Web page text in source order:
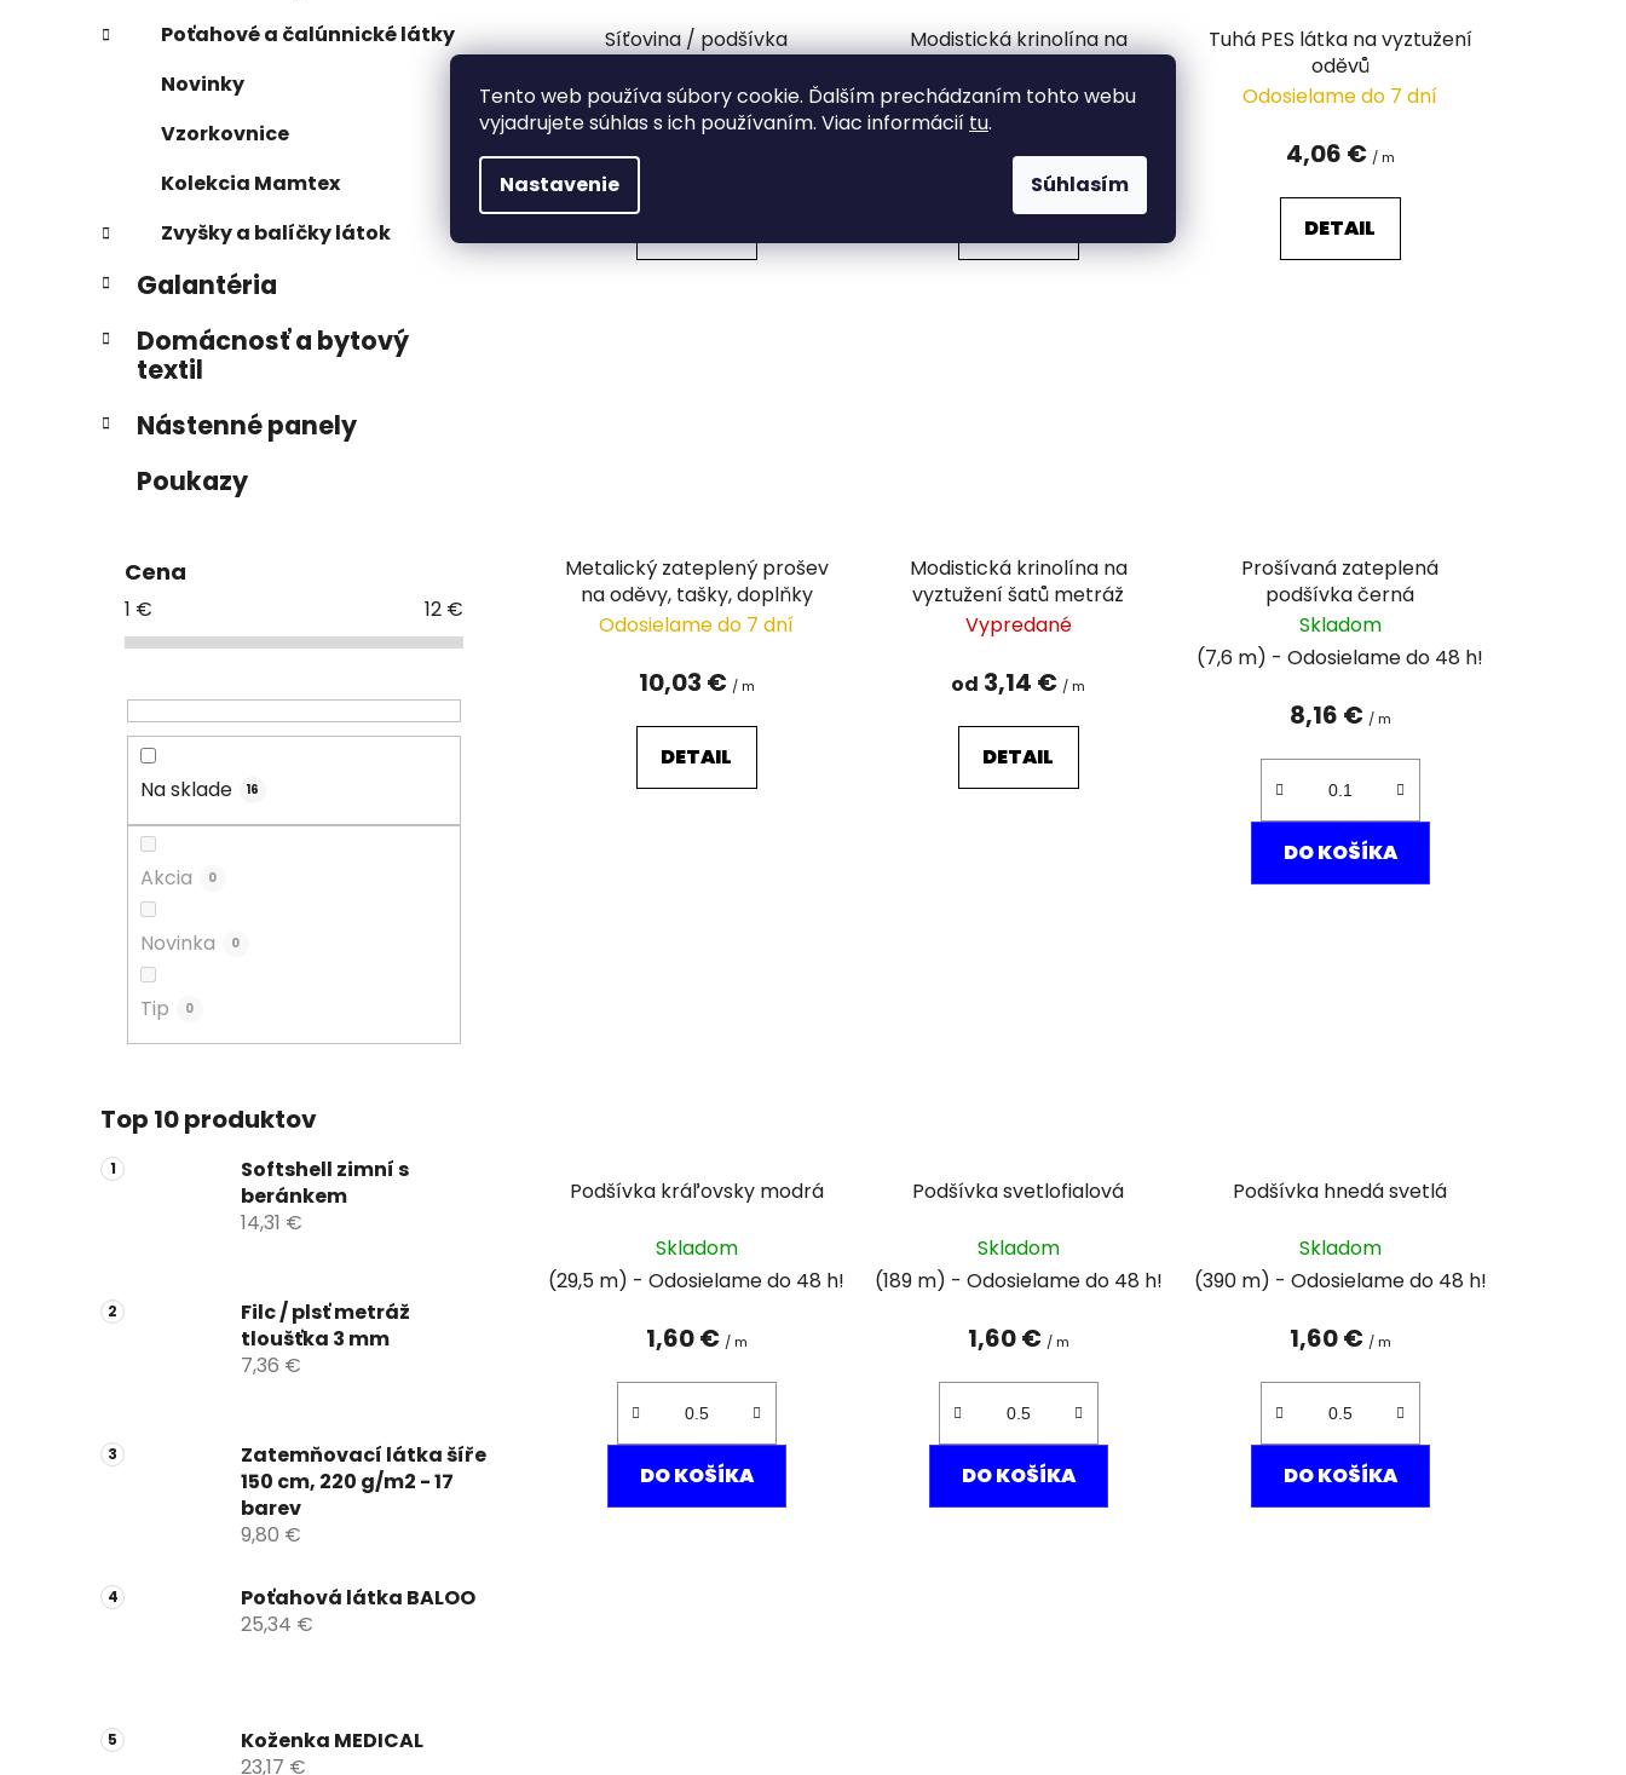
Tento web používa súbory cookie. Ďalším prechádzaním tohto webu
vyjadrujete súhlas s ich používaním. Viac informácií tu.
Nastavenie Súhlasím
Poťahové a čalúnnické látky
Novinky
Vzorkovnice
Kolekcia Mamtex
Zvyšky a balíčky látok
Galantéria
Domácnosť a bytový
textil
Nástenné panely
Poukazy
Cena
1 € 12 €
Na sklade 16
Akcia 0
Novinka 0
Tip 0
Top 10 produktov
Softshell zimní s
beránkem
14,31 €
Filc / plsť metráž
tloušťka 3 mm
7,36 €
Zatemňovací látka šíře
150 cm, 220 g/m2 - 17
barev
9,80 €
Poťahová látka BALOO
25,34 €
Koženka MEDICAL
23,17 €
Síťovina / podšívka
Vypredané
Modistická krinolína na
Odosielame do 7 dní
3,85 €/ m
Tuhá PES látka na vyztužení
oděvů
Odosielame do 7 dní
4,06 € / m
DETAIL
Metalický zateplený prošev
na oděvy, tašky, doplňky
Odosielame do 7 dní
10,03 € / m
DETAIL
Modistická krinolína na
vyztužení šatů metráž
Vypredané
od 3,14 € / m
DETAIL
Prošívaná zateplená
podšívka černá
Skladom
(7,6 m)
8,16 € / m
DO KOŠÍKA
Podšívka kráľovsky modrá
Skladom
(29,5 m)
1,60 € / m
DO KOŠÍKA
Podšívka svetlofialová
Skladom
(189 m)
1,60 € / m
DO KOŠÍKA
Podšívka hnedá svetlá
Skladom
(390 m)
1,60 € / m
DO KOŠÍKA